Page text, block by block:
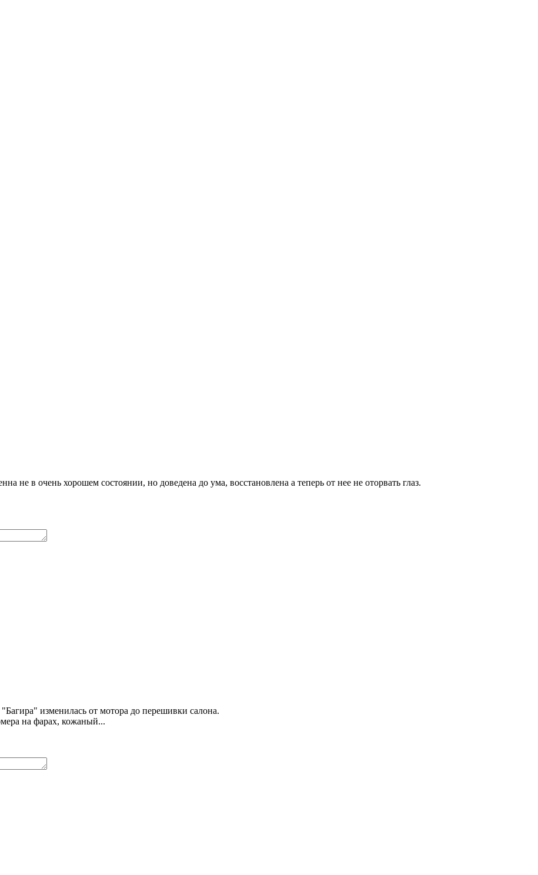
в очень хорошем состоянии, но доведена до ума, восстановлена а теперь от нее не оторвать глаз.
изменилась от мотора до перешивки салона.
на фарах, кожаный...